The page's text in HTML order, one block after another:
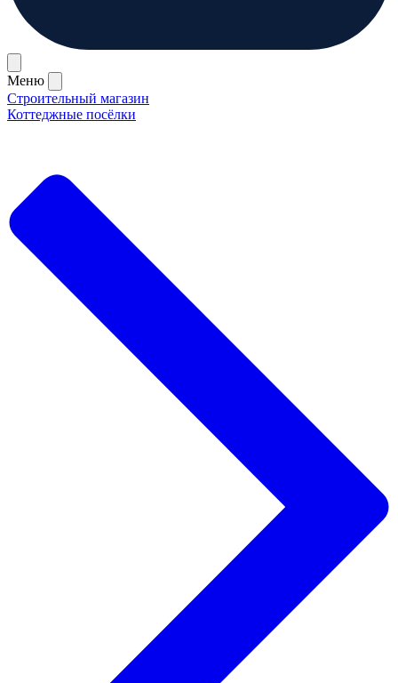
Меню
Строительный магазин
Коттеджные посёлки